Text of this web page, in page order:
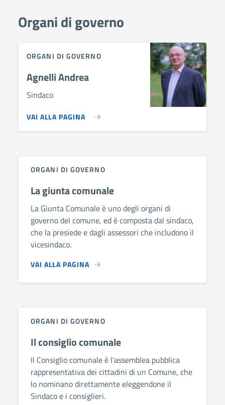
Organi di governo
ORGANI DI GOVERNO
Agnelli Andrea
Sindaco
VAI ALLA PAGINA
ORGANI DI GOVERNO
La giunta comunale
La Giunta Comunale è uno degli organi di
governo del comune, ed è composta dal sindaco,
che la presiede e dagli assessori che includono il
vicesindaco.
VAI ALLA PAGINA
ORGANI DI GOVERNO
Il consiglio comunale
Il Consiglio comunale è l'assemblea pubblica
rappresentativa dei cittadini di un Comune, che
lo nominano direttamente eleggendone il
Sindaco e i consiglieri.